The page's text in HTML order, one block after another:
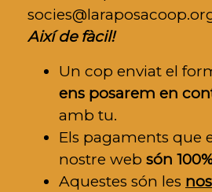
Així de fàcil!
Un cop enviat el
ens posarem en
amb tu.
Els pagaments que
nostre web són
Aquestes són les